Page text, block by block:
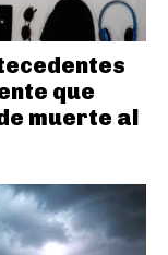
que
muerte al